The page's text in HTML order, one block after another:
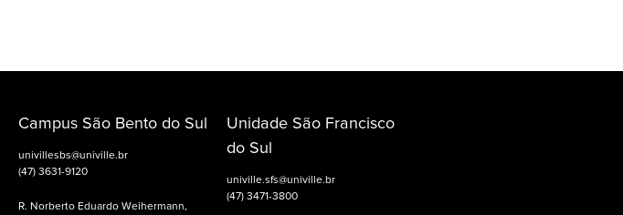
Campus São Bento do Sul
univillesbs@univille.br
(47) 3631-9120
R. Norberto Eduardo Weihermann,
Unidade São Francisco
do Sul
univille.sfs@univille.br
(47) 3471-3800